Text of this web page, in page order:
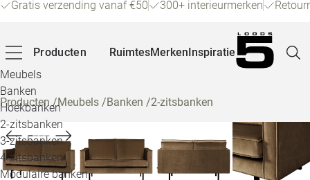
Gratis verzending vanaf €50 300+ interieurmerken
Producten
Meubels
Banken
Hoekbanken
2-zitsbanken
3-zitsbanken
4-zitsbanken
Modulaire banken
RuimtesMerkenInspiratie
Producten/Meubels /Banken /2-zitsbanken